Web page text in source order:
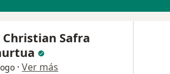
Christian Safra
· Ver más